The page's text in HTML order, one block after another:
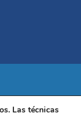
Las técnicas